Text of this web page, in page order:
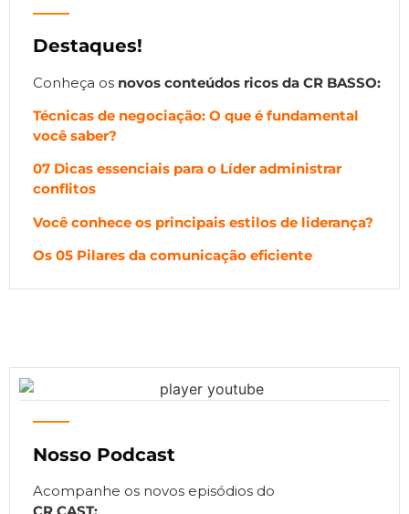
Destaques!
Conheça os novos conteúdos ricos da CR BASSO:
Técnicas de negociação: O que é fundamental
você saber?
07 Dicas essenciais para o Líder administrar
conflitos
Você conhece os principais estilos de liderança?
Os 05 Pilares da comunicação eficiente
Nosso Podcast
Acompanhe os novos episódios do